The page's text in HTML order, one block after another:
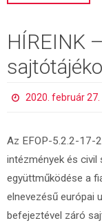
HÍREINK
2020. február 27.
Az EFOP-5.2.2-17-
intézmények és civil
együttműködése a
elnevezésű európai
befejeztével záró